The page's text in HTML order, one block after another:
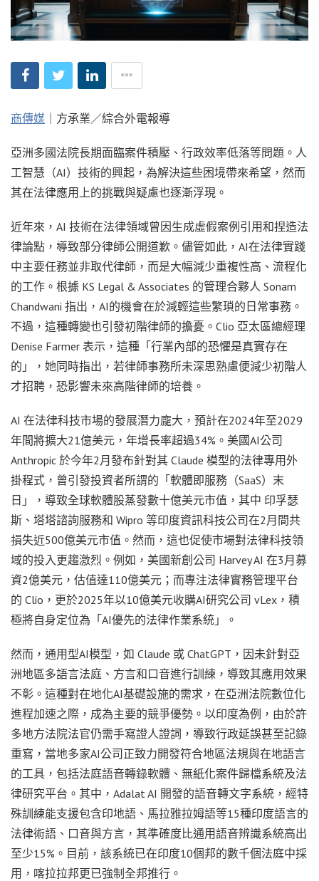
商傳媒 ｜方承業／綜合外電報導
亞洲多國法院長期面臨案件積壓、行政效率低落等問題。人
工智慧（AI）技術的興起，為解決這些困境帶來希望，然而
其在法律應用上的挑戰與疑慮也逐漸浮現。
近年來，AI 技術在法律領域曾因生成虛假案例引用和捏造法
律論點，導致部分律師公開道歉。儘管如此，AI在法律實踐
中主要任務並非取代律師，而是大幅減少重複性高、流程化
的工作。根據 KS Legal & Associates 的管理合夥人 Sonam
Chandwani 指出，AI的機會在於減輕這些繁瑣的日常事務。
不過，這種轉變也引發初階律師的擔憂。Clio 亞太區總經理
Denise Farmer 表示，這種「行業內部的恐懼是真實存在
的」，她同時指出，若律師事務所未深思熟慮便減少初階人
才招聘，恐影響未來高階律師的培養。
AI 在法律科技市場的發展潛力龐大，預計在2024年至2029
年間將擴大21億美元，年增長率超過34%。美國AI公司
Anthropic 於今年2月發布針對其 Claude 模型的法律專用外
掛程式，曾引發投資者所謂的「軟體即服務（SaaS）末
日」，導致全球軟體股蒸發數十億美元市值，其中 印孚瑟
斯、塔塔諮詢服務和 Wipro 等印度資訊科技公司在2月間共
損失近500億美元市值。然而，這也促使市場對法律科技領
域的投入更趨激烈。例如，美國新創公司 Harvey AI 在3月募
資2億美元，估值達110億美元；而專注法律實務管理平台
的 Clio，更於2025年以10億美元收購AI研究公司 vLex，積
極將自身定位為「AI優先的法律作業系統」。
然而，通用型AI模型，如 Claude 或 ChatGPT，因未針對亞
洲地區多語言法庭、方言和口音進行訓練，導致其應用效果
不彰。這種對在地化AI基礎設施的需求，在亞洲法院數位化
進程加速之際，成為主要的競爭優勢。以印度為例，由於許
多地方法院法官仍需手寫證人證詞，導致行政延誤甚至記錄
重寫，當地多家AI公司正致力開發符合地區法規與在地語言
的工具，包括法庭語音轉錄軟體、無紙化案件歸檔系統及法
律研究平台。其中，Adalat AI 開發的語音轉文字系統，經特
殊訓練能支援包含印地語、馬拉雅拉姆語等15種印度語言的
法律術語、口音與方言，其準確度比通用語音辨識系統高出
至少15%。目前，該系統已在印度10個邦的數千個法庭中採
用，喀拉拉邦更已強制全邦推行。